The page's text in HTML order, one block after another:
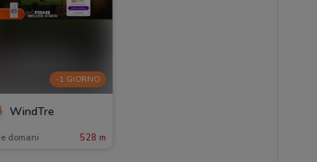
-1 GIORNO
WindTre
domani 528 m